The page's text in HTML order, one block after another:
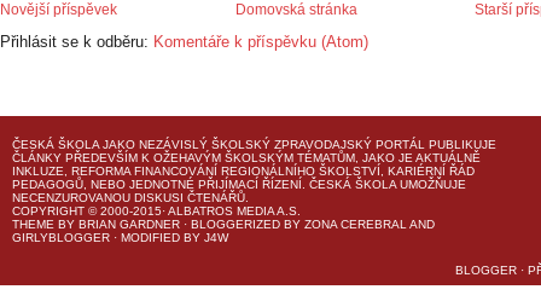
Novější příspěvek Starší
Domovská stránka
Přihlásit se k odběru: Komentáře k příspěvku (Atom)
ČESKÁ ŠKOLA JAKO NEZÁVISLÝ ŠKOLSKÝ ZPRAVODAJSKÝ PORTÁL PUBLIKUJE
ČLÁNKY PŘEDEVŠÍM K OŽEHAVÝM ŠKOLSKÝM TÉMATŮM, JAKO JE AKTUÁLNĚ
INKLUZE, REFORMA FINANCOVÁNÍ REGIONÁLNÍHO ŠKOLSTVÍ, KARIÉRNÍ ŘÁD
PEDAGOGŮ, NEBO JEDNOTNÉ PŘIJÍMACÍ ŘÍZENÍ. ČESKÁ ŠKOLA UMOŽŇUJE
NECENZUROVANOU DISKUSI ČTENÁŘŮ.
COPYRIGHT © 2000-2015· ALBATROS MEDIA A.S.
THEME BY BRIAN GARDNER · BLOGGERIZED BY ZONA CEREBRAL AND
GIRLYBLOGGER · MODIFIED BY J4W
BLOGGER ·